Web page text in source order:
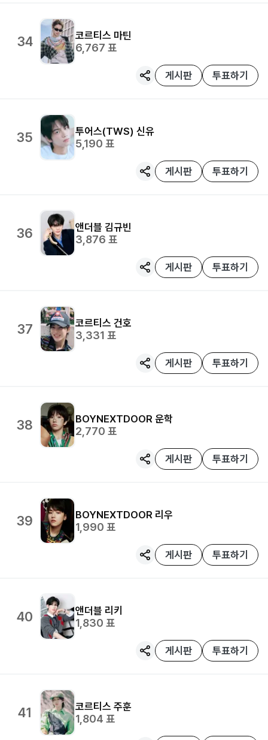
34 코르티스 마틴
6,767 표
게시판 투표하기
35 투어스(TWS) 신유
5,190 표
게시판 투표하기
36 앤더블 김규빈
3,876 표
게시판 투표하기
37 코르티스 건호
3,331 표
게시판 투표하기
38 BOYNEXTDOOR 운학
2,770 표
게시판 투표하기
39 BOYNEXTDOOR 리우
1,990 표
게시판 투표하기
40 앤더블 리키
1,830 표
게시판 투표하기
41 코르티스 주훈
1,804 표